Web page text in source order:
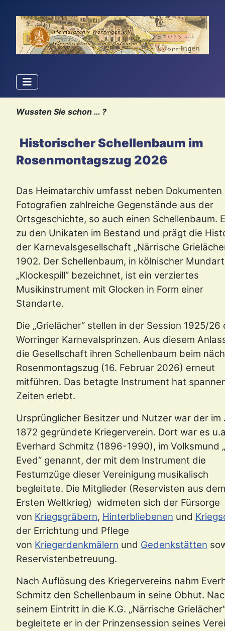
Wussten Sie schon … ?
Historischer Schellenbaum im
Rosenmontagszug 2026
Das Heimatarchiv umfasst neben Dokumenten
Fotografien zahlreiche Gegenstände aus der
Ortsgeschichte, so auch einen Schellenbaum.
zu den Unikaten im Bestand und prägt die
der Karnevalsgesellschaft „Närrische
1902. Der Schellenbaum, in kölnischer
„Klockespill“ bezeichnet, ist ein verziertes
Musikinstrument mit Glocken in Form einer
Standarte.
Die „Grielächer“ stellen in der Session 1925/26
Worringer Karnevalsprinzen. Aus diesem
die Gesellschaft ihren Schellenbaum beim
Rosenmontagszug (16. Februar 2026) erneut
mitführen. Das betagte Instrument hat
Zeiten erlebt.
Ursprünglicher Besitzer und Nutzer war der im
1872 gegründete Kriegerverein. Dort war es
Everhard Schmitz (1896-1990), im Volksmund
Eved“ genannt, der mit dem Instrument die
Festumzüge dieser Vereinigung musikalisch
begleitete. Die Mitglieder (Reservisten aus dem
Ersten Weltkrieg) widmeten sich der Fürsorge
von Kriegsgräbern, Hinterbliebenen und
der Errichtung und Pflege
von Kriegerdenkmälern und Gedenkstätten
Reservistenbetreuung.
Nach Auflösung des Kriegervereins nahm
Schmitz den Schellenbaum in seine Obhut.
seinem Eintritt in die K.G. „Närrische
begleitete er in der Prinzensession seines